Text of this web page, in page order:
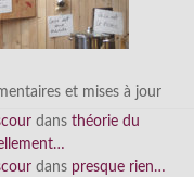
et mises à jour
dans théorie du
dans presque rien…